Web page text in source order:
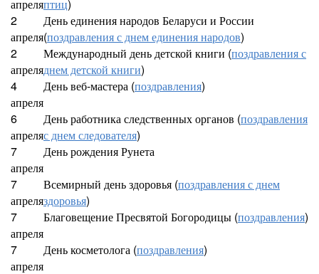
апреляптиц)
2
апреля
День единения народов Беларуси и России
(поздравления с днем единения народов)
2
апреля
Международный день детской книги (поздравления с
днем детской книги)
4
апреля
День веб-мастера (поздравления)
6
апреля
День работника следственных органов (поздравления
с днем следователя)
7
апреля
День рождения Рунета
7
апреля
Всемирный день здоровья (поздравления с днем
здоровья)
7
апреля
Благовещение Пресвятой Богородицы (поздравления)
7
апреля
День косметолога (поздравления)